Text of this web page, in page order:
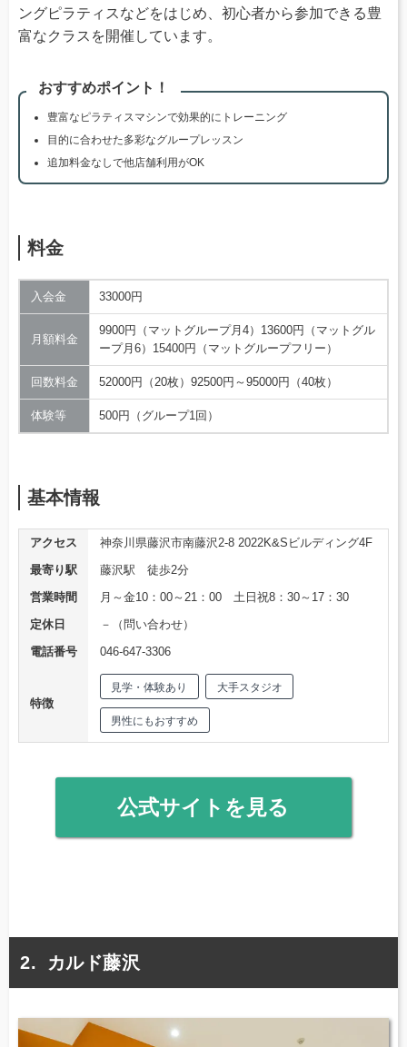
ングピラティスなどをはじめ、初心者から参加できる豊
富なクラスを開催しています。
おすすめポイント！
豊富なピラティスマシンで効果的にトレーニング
目的に合わせた多彩なグループレッスン
追加料金なしで他店舗利用がOK
料金
入会金 33000円
月額料金
9900円（マットグループ月4）13600円（マットグル
ープ月6）15400円（マットグループフリー）
回数料金 52000円（20枚）92500円～95000円（40枚）
体験等 500円（グループ1回）
基本情報
アクセス
神奈川県藤沢市南藤沢2-8 2022K&Sビルディング4F
最寄り駅
藤沢駅 徒歩2分
営業時間
月～金10：00～21：00 土日祝8：30～17：30
定休日
－（問い合わせ）
電話番号
046-647-3306
特徴
見学・体験あり 大手スタジオ
男性にもおすすめ
公式サイトを見る
カルド藤沢